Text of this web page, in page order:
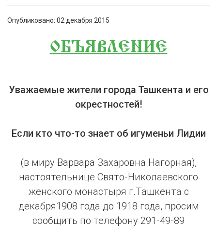
Опубликовано: 02 декабря 2015
ОБЪЯВЛЕНИЕ
Уважаемые жители города Ташкента и его
окрестностей!
Если кто что-то знает об игуменьи Лидии
(в миру Варвара Захаровна Нагорная),
настоятельнице Свято-Николаевского
женского монастыря г.Ташкента с
декабря1908 года до 1918 года, просим
сообщить по телефону 291-49-89